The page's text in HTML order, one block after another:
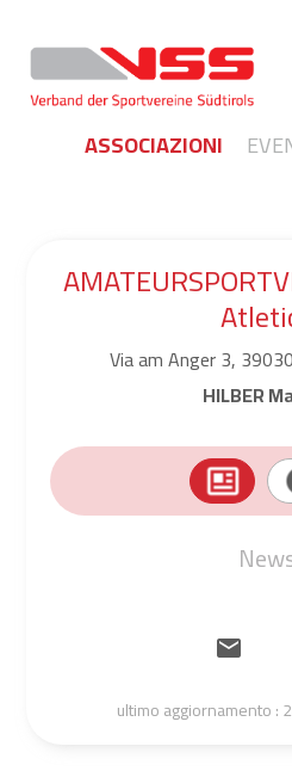
ASSOCIAZIONI
Via am Anger 3,
HILBER
ultimo aggiornamento :